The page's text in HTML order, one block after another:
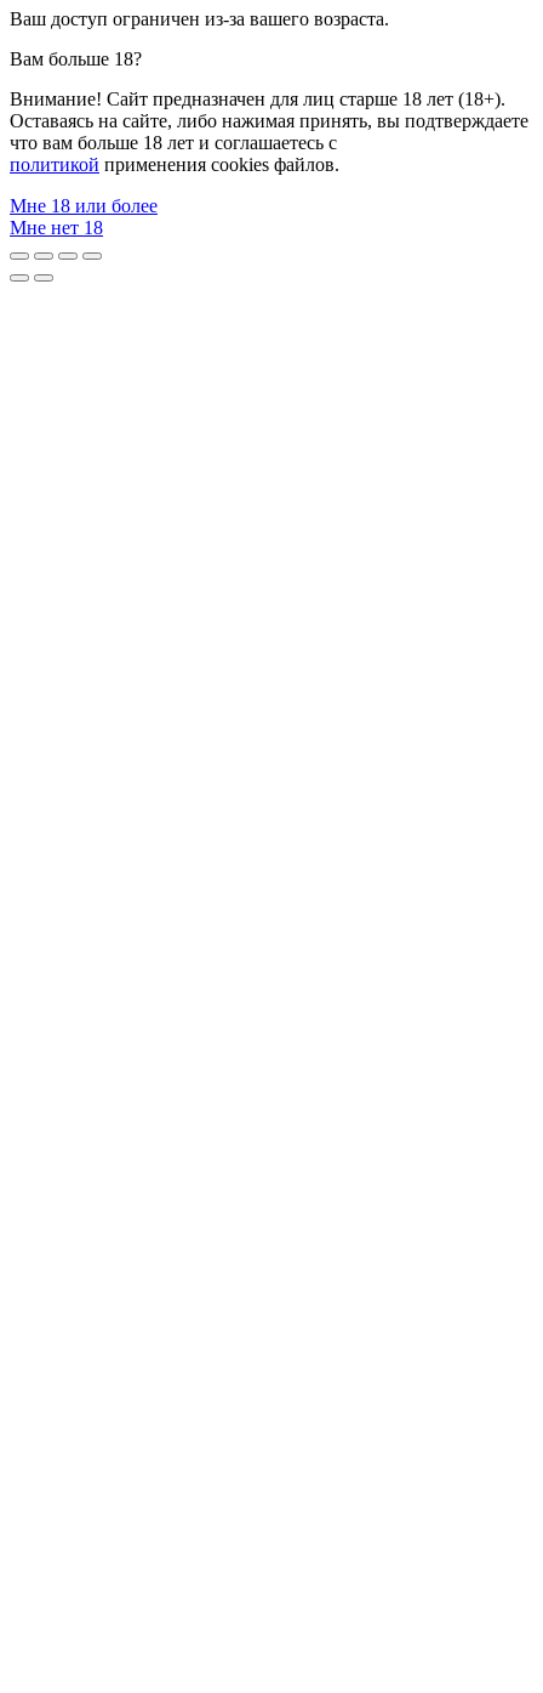
Ваш доступ ограничен из-за вашего возраста.
Вам больше 18?
Внимание! Сайт предназначен для лиц старше 18 лет (18+).
Оставаясь на сайте, либо нажимая принять, вы подтверждаете
что вам больше 18 лет и соглашаетесь с
политикой применения cookies файлов.
Мне 18 или более
Мне нет 18